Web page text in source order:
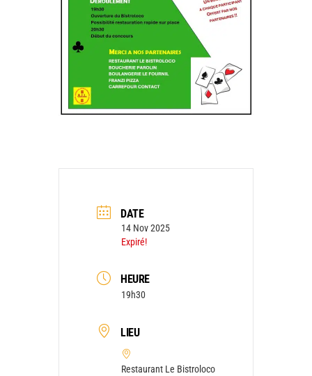
DATE
14 Nov 2025
Expiré!
HEURE
19h30
LIEU
Restaurant Le Bistroloco